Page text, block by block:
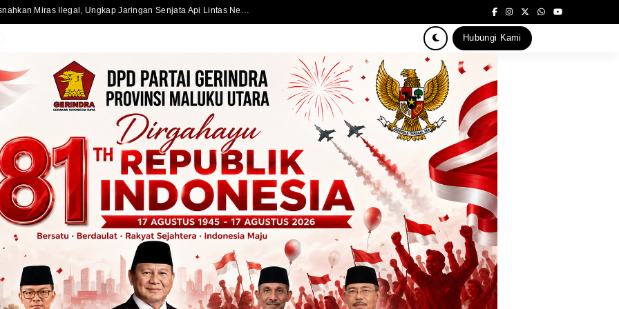
Satlantas Polres Halmahera Selatan Atur Lalu Lintas di SPBU Bacan, Arus Kendaraan Tetap Lancar
Hubungi Kami